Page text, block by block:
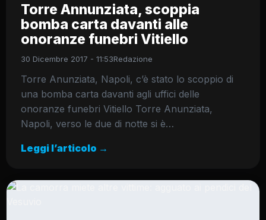
Torre Annunziata, scoppia
bomba carta davanti alle
onoranze funebri Vitiello
30 Dicembre 2017 - 11:53Redazione
Torre Anunziata, Napoli, c’è stato lo scoppio di
una bomba carta davanti agli uffici delle
onoranze funebri Vitiello Torre Anunziata,
Napoli, verso le due di notte si è…
Leggi l’articolo →